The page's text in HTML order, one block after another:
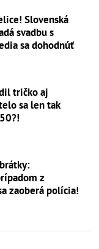
Slovenská
svadbu s
sa dohodnúť
tričko aj
sa len tak
z
zaoberá polícia!